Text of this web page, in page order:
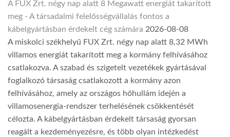
A FUX Zrt. négy nap alatt 8 Megawatt energiát takarított
meg - A társadalmi felelősségvállalás fontos a
kábelgyártásban érdekelt cég számára 2026-08-08
A miskolci székhelyű FUX Zrt. négy nap alatt 8,32 MWh
villamos energiát takarított meg a kormány felhívásához
csatlakozva. A szabad és szigetelt vezetékek gyártásával
foglalkozó társaság csatlakozott a kormány azon
felhívásához, amely az országos hőhullám idején a
villamosenergia-rendszer terhelésének csökkentését
célozta. A kábelgyártásban érdekelt társaság gyorsan
reagált a kezdeményezésre, és több olyan intézkedést